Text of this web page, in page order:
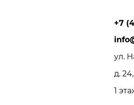
+7
ул.
д.
1